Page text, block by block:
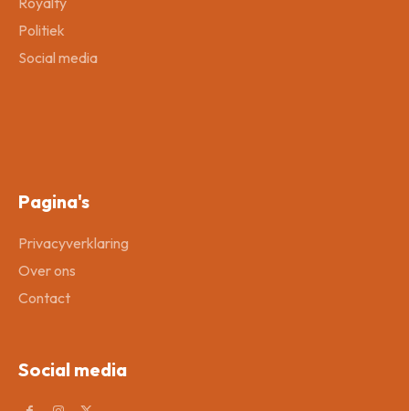
Politiek
Social media
Pagina's
Privacyverklaring
Over ons
Contact
Social media